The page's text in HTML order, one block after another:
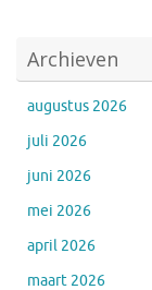
Archieven
augustus 2026
juli 2026
juni 2026
mei 2026
april 2026
maart 2026